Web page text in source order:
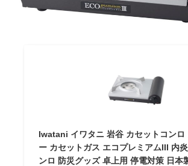
Iwatani イワタニ 岩谷 カセットコンロ
ー カセットガス エコプレミアムIII 内
ンロ 防災グッズ 卓上用 停電対策 日本